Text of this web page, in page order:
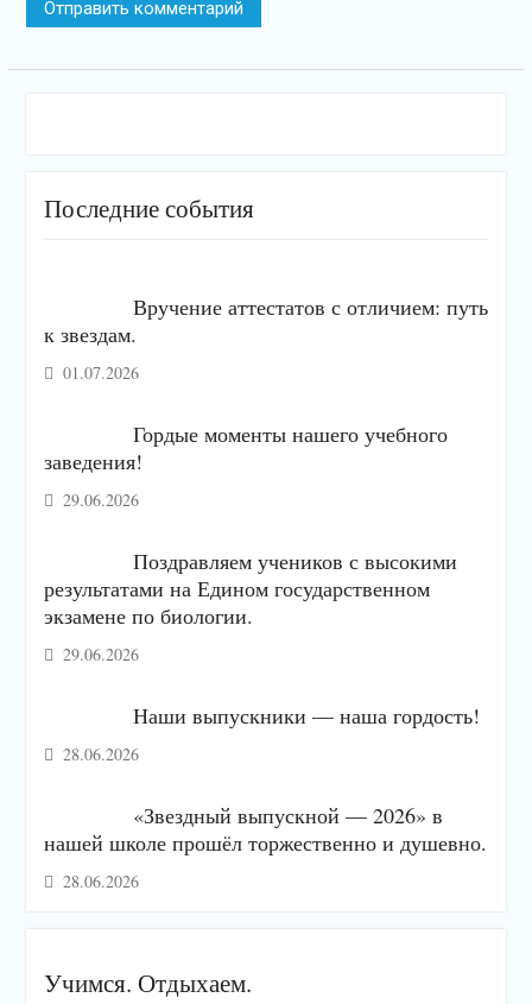
Последние события
Вручение аттестатов с отличием: путь
к звездам.
01.07.2026
Гордые моменты нашего учебного
заведения!
29.06.2026
Поздравляем учеников с высокими
результатами на Едином государственном
экзамене по биологии.
29.06.2026
Наши выпускники — наша гордость!
28.06.2026
«Звездный выпускной — 2026» в
нашей школе прошёл торжественно и душевно.
28.06.2026
Учимся. Отдыхаем.